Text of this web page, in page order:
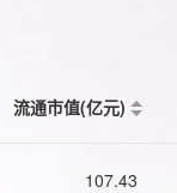
流通市值(亿元)
107.43